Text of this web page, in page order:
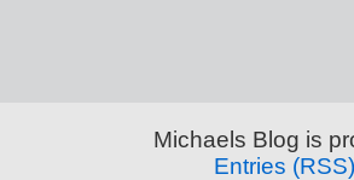
Michaels Blog is
Entries (RSS)